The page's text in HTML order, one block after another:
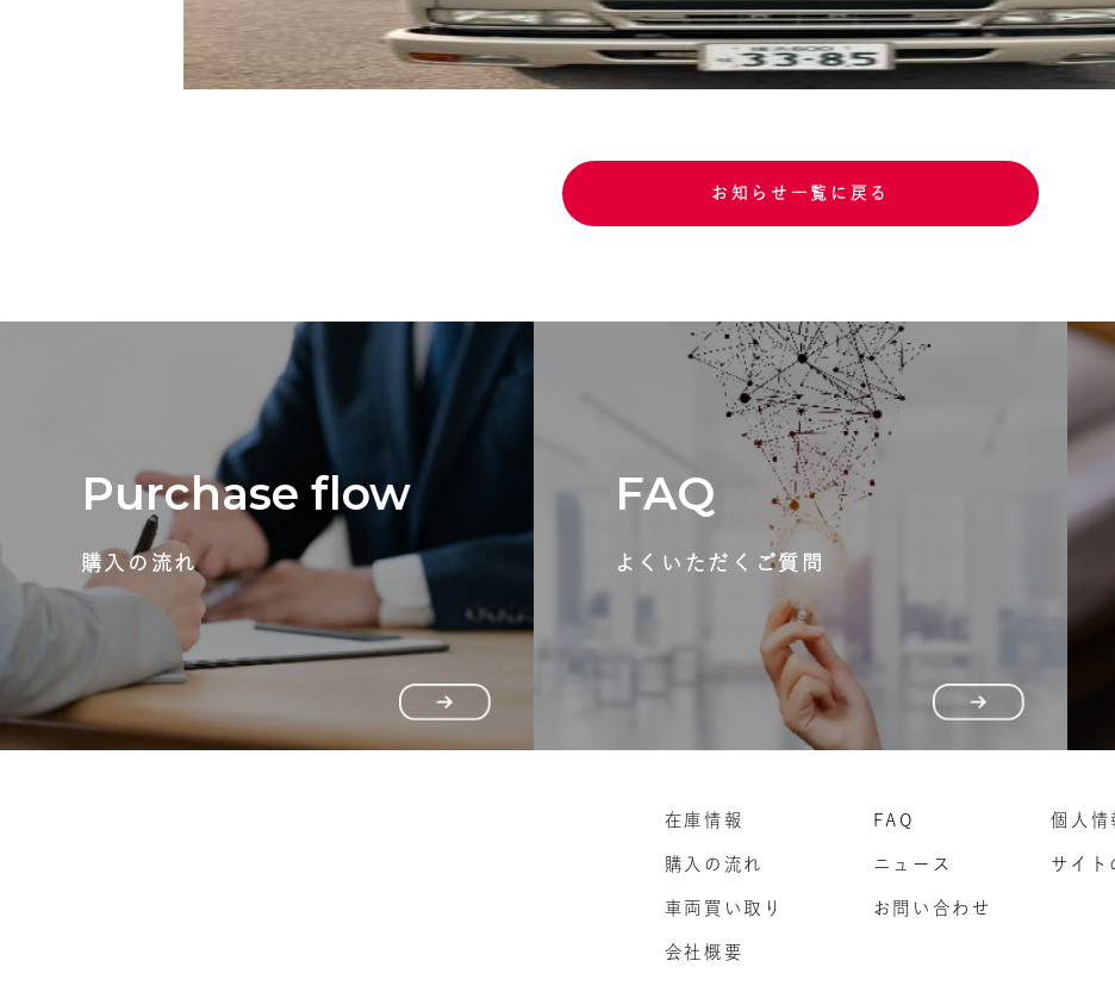
お知らせ一覧に戻る
Purchase flow
購入の流れ
FAQ
よくいただくご質問
在庫情報
購入の流れ
車両買い取り
会社概要
FAQ
ニュース
お問い合わせ
個人情
サイト